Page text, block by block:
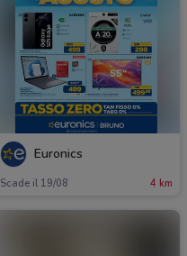
Euronics
Scade il 19/08 4 km